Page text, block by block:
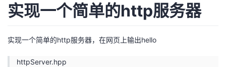
实现一个简单的http服务器
实现一个简单的http服务器，在网页上输出hello
httpServer.hpp